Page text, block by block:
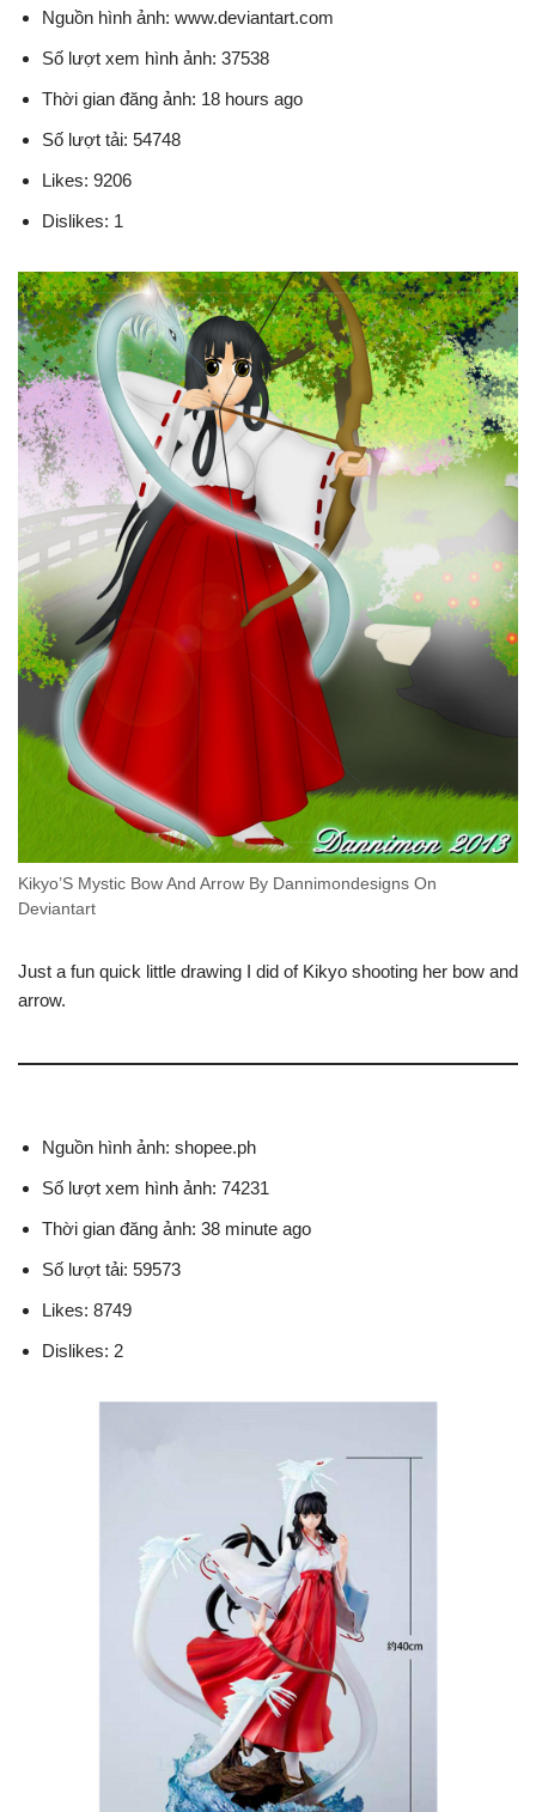
Nguồn hình ảnh: www.deviantart.com
Số lượt xem hình ảnh: 37538
Thời gian đăng ảnh: 18 hours ago
Số lượt tải: 54748
Likes: 9206
Dislikes: 1
Kikyo’S Mystic Bow And Arrow By Dannimondesigns On
Deviantart
Just a fun quick little drawing I did of Kikyo shooting her bow and
arrow.
Nguồn hình ảnh: shopee.ph
Số lượt xem hình ảnh: 74231
Thời gian đăng ảnh: 38 minute ago
Số lượt tải: 59573
Likes: 8749
Dislikes: 2